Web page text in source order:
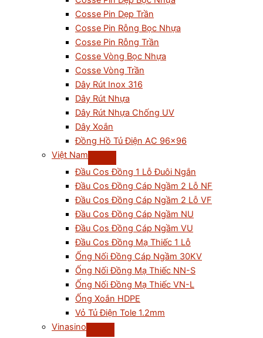
Cosse Pin Dẹp Trần
Cosse Pin Rỗng Bọc Nhựa
Cosse Pin Rỗng Trần
Cosse Vòng Bọc Nhựa
Cosse Vòng Trần
Dây Rút Inox 316
Dây Rút Nhựa
Dây Rút Nhựa Chống UV
Dây Xoắn
Đồng Hồ Tủ Điện AC 96×96
Việt Nam
Đầu Cos Đồng 1 Lỗ Đuôi Ngắn
Đầu Cos Đồng Cáp Ngầm 2 Lỗ NF
Đầu Cos Đồng Cáp Ngầm 2 Lỗ VF
Đầu Cos Đồng Cáp Ngầm NU
Đầu Cos Đồng Cáp Ngầm VU
Đầu Cos Đồng Mạ Thiếc 1 Lỗ
Ống Nối Đồng Cáp Ngầm 30KV
Ống Nối Đồng Mạ Thiếc NN-S
Ống Nối Đồng Mạ Thiếc VN-L
Ống Xoắn HDPE
Vỏ Tủ Điện Tole 1.2mm
Vinasino